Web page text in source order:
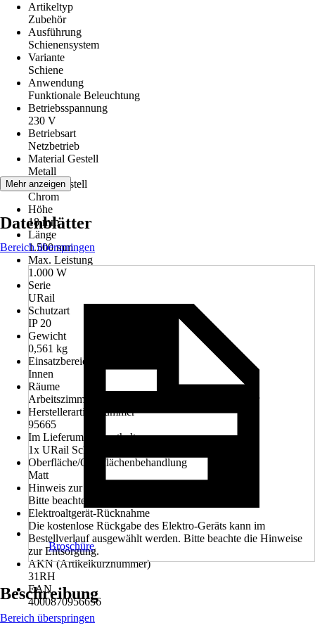
Artikeltyp
Zubehör
Ausführung
Schienensystem
Variante
Schiene
Anwendung
Funktionale Beleuchtung
Betriebsspannung
230 V
Betriebsart
Netzbetrieb
Material Gestell
Metall
Farbe Gestell
Chrom
Höhe
18 mm
Länge
1.500 mm
Max. Leistung
1.000 W
Serie
URail
Schutzart
IP 20
Gewicht
0,561 kg
Einsatzbereich
Innen
Räume
Arbeitszimmer, Wohnzimmer, Küche, Schlafzimmer
Herstellerartikelnummer
95665
Im Lieferumfang enthalten
1x URail Schiene 1,5m
Oberfläche/Oberflächenbehandlung
Matt
Hinweis zur Entsorgung
Bitte beachte die Hinweise zur Entsorgung
Elektroaltgerät-Rücknahme
Die kostenlose Rückgabe des Elektro-Geräts kann im
Bestellverlauf ausgewählt werden. Bitte beachte die Hinweise
zur Entsorgung.
AKN (Artikelkurznummer)
31RH
EAN
4000870956656
Mehr anzeigen
Datenblätter
Bereich überspringen
Broschüre
Beschreibung
Bereich überspringen